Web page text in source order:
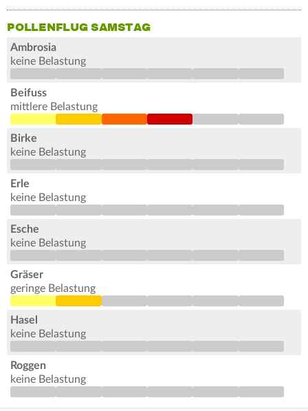
POLLENFLUG SAMSTAG
Ambrosia
keine Belastung
Beifuss
mittlere Belastung
Birke
keine Belastung
Erle
keine Belastung
Esche
keine Belastung
Gräser
geringe Belastung
Hasel
keine Belastung
Roggen
keine Belastung